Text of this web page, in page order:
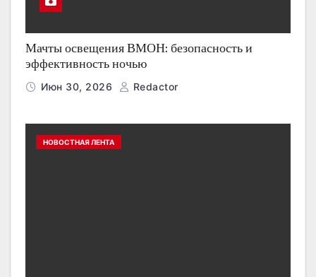
Мачты освещения ВМОН: безопасность и
эффективность ночью
Июн 30, 2026 Redactor
НОВОСТНАЯ ЛЕНТА